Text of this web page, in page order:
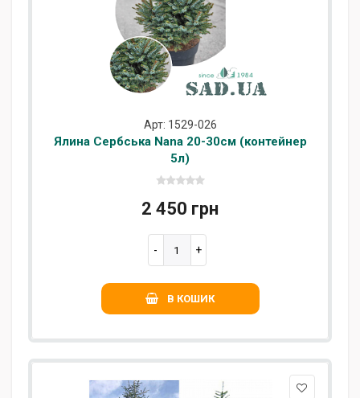
Арт: 1529-026
Ялина Сербська Nana 20-30см (контейнер
5л)
2 450 грн
В КОШИК